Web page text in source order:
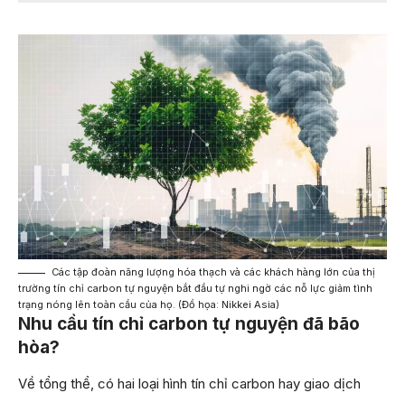
Các tập đoàn năng lượng hóa thạch và các khách hàng lớn của thị
trường tín chỉ carbon tự nguyện bắt đầu tự nghi ngờ các nỗ lực giảm tình
trạng nóng lên toàn cầu của họ. (Đồ họa: Nikkei Asia)
Nhu cầu tín chỉ carbon tự nguyện đã bão
hòa?
Về tổng thể, có hai loại hình tín chỉ carbon hay giao dịch